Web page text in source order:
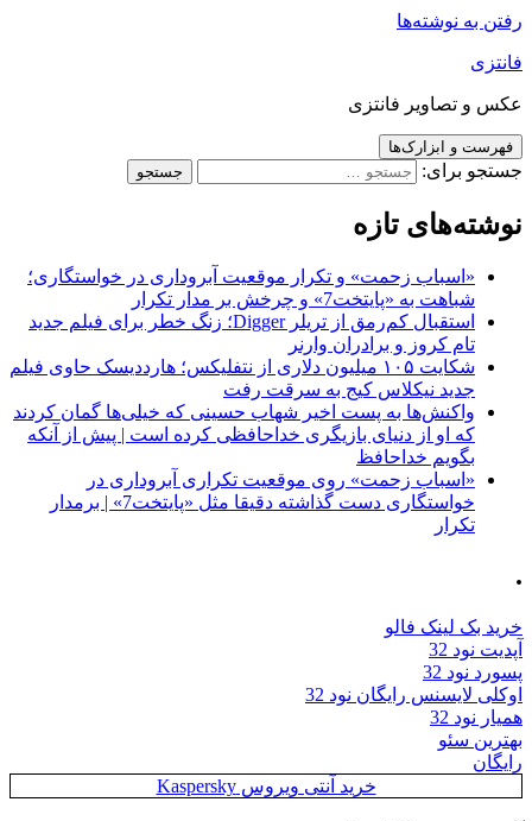
رفتن به نوشته‌ها
فانتزی
عکس و تصاویر فانتزی
فهرست و ابزارک‌ها
جستجو برای:
نوشته‌های تازه
«اسباب زحمت» و تکرار موقعیت آبروداری در خواستگاری؛
شباهت به «پایتخت7» و چرخش بر مدار تکرار
استقبال کم‌رمق از تریلر Digger؛ زنگ خطر برای فیلم جدید
تام کروز و برادران وارنر
شکایت ۱۰۵ میلیون دلاری از نتفلیکس؛ هارددیسک حاوی فیلم
جدید نیکلاس کیج به سرقت رفت
واکنش‌ها به پست اخیر شهاب حسینی که خیلی‌ها گمان کردند
که او از دنیای بازیگری خداحافظی کرده است | پیش از آنکه
بگویم خداحافظ
«اسباب زحمت» روی موقعیت تکراری آبروداری در
خواستگاری دست گذاشته دقیقا مثل «پایتخت7» | برمدار
تکرار
.
خرید بک لینک فالو
آپدیت نود 32
پسورد نود 32
اوکلی لایسنس رایگان نود 32
همیار نود 32
بهترین سئو
رایگان
خرید آنتی ویروس Kaspersky